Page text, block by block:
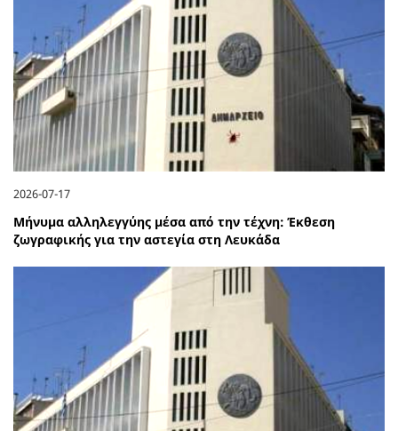
2026-07-17
Μήνυμα αλληλεγγύης μέσα από την τέχνη: Έκθεση
ζωγραφικής για την αστεγία στη Λευκάδα